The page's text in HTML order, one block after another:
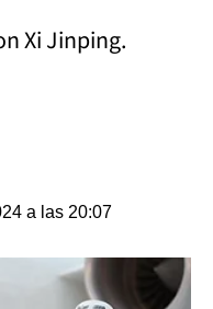
Xi Jinping.
a las 20:07